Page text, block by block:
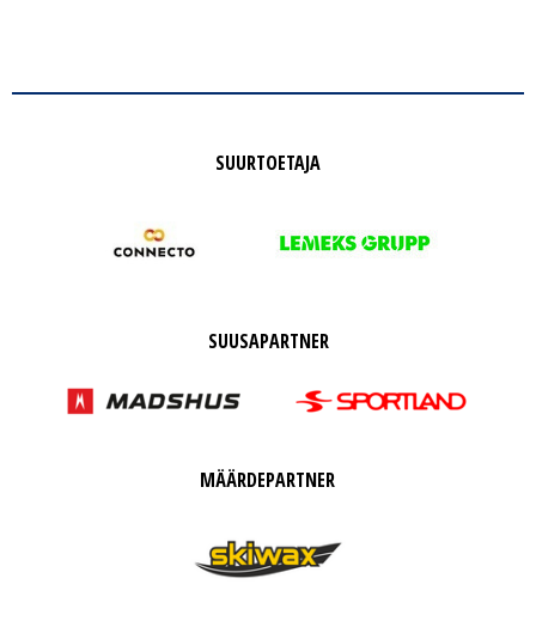
SUURTOETAJA
SUUSAPARTNER
MÄÄRDEPARTNER